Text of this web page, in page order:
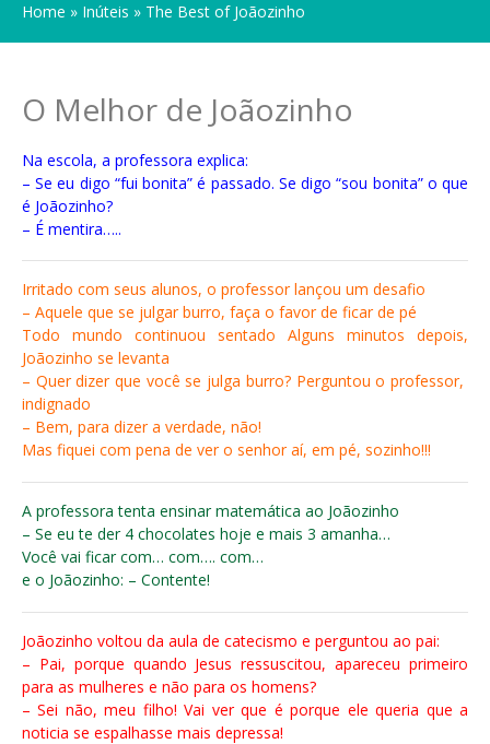
Home » Inúteis » The Best of Joãozinho
O Melhor de Joãozinho
Na escola, a professora explica:
– Se eu digo “fui bonita” é passado. Se digo “sou bonita” o que
é Joãozinho?
– É mentira…..
Irritado com seus alunos, o professor lançou um desafio
– Aquele que se julgar burro, faça o favor de ficar de pé
Todo mundo continuou sentado Alguns minutos depois,
Joãozinho se levanta
– Quer dizer que você se julga burro? Perguntou o professor,
indignado
– Bem, para dizer a verdade, não!
Mas fiquei com pena de ver o senhor aí, em pé, sozinho!!!
A professora tenta ensinar matemática ao Joãozinho
– Se eu te der 4 chocolates hoje e mais 3 amanha…
Você vai ficar com… com…. com…
e o Joãozinho: – Contente!
Joãozinho voltou da aula de catecismo e perguntou ao pai:
– Pai, porque quando Jesus ressuscitou, apareceu primeiro
para as mulheres e não para os homens?
– Sei não, meu filho! Vai ver que é porque ele queria que a
noticia se espalhasse mais depressa!